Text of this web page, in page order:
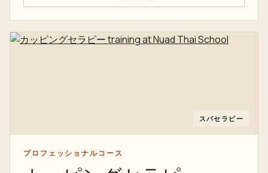
スパセラピー
プロフェッショナルコース